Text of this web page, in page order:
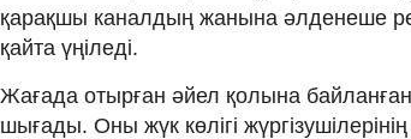
қарақшы каналдың жанына әлденеше
қайта үңіледі.
Жағада отырған әйел қолына байланған
шығады. Оны жүк көлігі